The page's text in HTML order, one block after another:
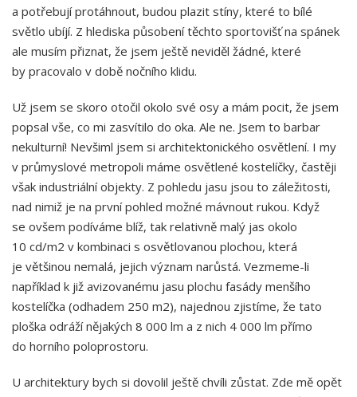
a potřebují protáhnout, budou plazit stíny, které to bílé
světlo ubíjí. Z hlediska působení těchto sportovišť na spánek
ale musím přiznat, že jsem ještě neviděl žádné, které
by pracovalo v době nočního klidu.
Už jsem se skoro otočil okolo své osy a mám pocit, že jsem
popsal vše, co mi zasvítilo do oka. Ale ne. Jsem to barbar
nekulturní! Nevšiml jsem si architektonického osvětlení. I my
v průmyslové metropoli máme osvětlené kostelíčky, častěji
však industriální objekty. Z pohledu jasu jsou to záležitosti,
nad nimiž je na první pohled možné mávnout rukou. Když
se ovšem podíváme blíž, tak relativně malý jas okolo
10 cd/m2 v kombinaci s osvětlovanou plochou, která
je většinou nemalá, jejich význam narůstá. Vezmeme-li
například k již avizovanému jasu plochu fasády menšího
kostelíčka (odhadem 250 m2), najednou zjistíme, že tato
ploška odráží nějakých 8 000 lm a z nich 4 000 lm přímo
do horního poloprostoru.
U architektury bych si dovolil ještě chvíli zůstat. Zde mě opět